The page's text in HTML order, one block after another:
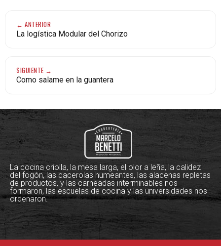
← ANTERIOR
La logística Modular del Chorizo
SIGUIENTE →
Como salame en la guantera
La cocina criolla, la mesa larga, el olor a leña, la calidez
del fogón, las cacerolas humeantes, las alacenas repletas
de productos, y las carneadas interminables nos
formaron, las escuelas de cocina y las universidades nos
ordenaron.